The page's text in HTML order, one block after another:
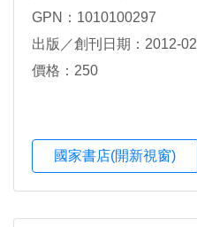
GPN：1010100297
出版／創刊日期：2012-02
價格：250
國家書店(開新視窗)